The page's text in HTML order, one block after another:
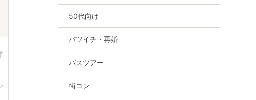
50代向け
バツイチ・再婚
バスツアー
街コン